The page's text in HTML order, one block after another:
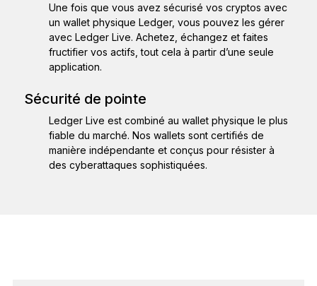
Une fois que vous avez sécurisé vos cryptos avec
un wallet physique Ledger, vous pouvez les gérer
avec Ledger Live. Achetez, échangez et faites
fructifier vos actifs, tout cela à partir d’une seule
application.
Sécurité de pointe
Ledger Live est combiné au wallet physique le plus
fiable du marché. Nos wallets sont certifiés de
manière indépendante et conçus pour résister à
des cyberattaques sophistiquées.